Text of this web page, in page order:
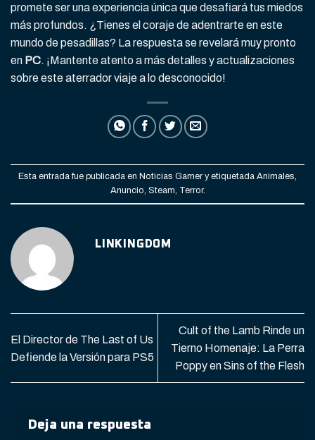
promete ser una experiencia única que desafiará tus miedos
más profundos. ¿Tienes el coraje de adentrarte en este
mundo de pesadillas? La respuesta se revelará muy pronto
en PC. ¡Mantente atento a más detalles y actualizaciones
sobre este aterrador viaje a lo desconocido!
Esta entrada fue publicada en Noticias Gamer y etiquetada Animales,
Anuncio, Steam, Terror.
LINKINGDOM
El Director de The Last of Us
Defiende la Versión para PS5
Cult of the Lamb Rinde un
Tierno Homenaje: La Perra
Poppy en Sins of the Flesh
Deja una respuesta